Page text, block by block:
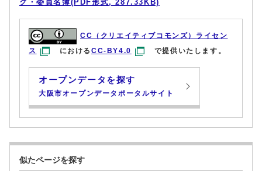
グ・委員名簿(PDF形式, 287.33KB)
CC（クリエイティブコモンズ）ライセン
ス
におけるCC-BY4.0 で提供いたします。
オープンデータを探す
大阪市オープンデータポータルサイト
似たページを探す